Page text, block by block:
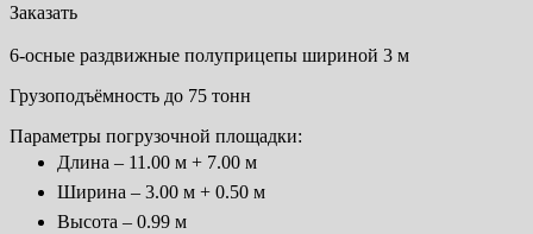
Заказать
6-осные раздвижные полуприцепы шириной 3 м
Грузоподъёмность до 75 тонн
Параметры погрузочной площадки:
Длина – 11.00 м + 7.00 м
Ширина – 3.00 м + 0.50 м
Высота – 0.99 м